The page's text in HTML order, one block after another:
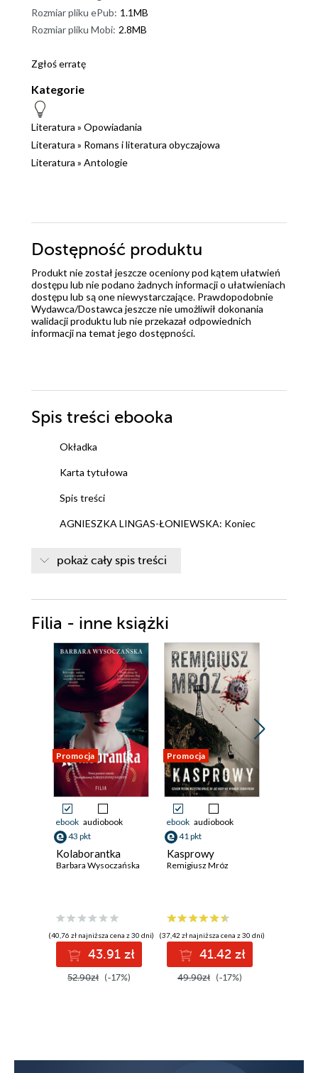
Rozmiar pliku ePub: 1.1MB
Rozmiar pliku Mobi: 2.8MB
Zgłoś erratę
Kategorie
Literatura » Opowiadania
Literatura » Romans i literatura obyczajowa
Literatura » Antologie
Dostępność produktu
Produkt nie został jeszcze oceniony pod kątem ułatwień
dostępu lub nie podano żadnych informacji o ułatwieniach
dostępu lub są one niewystarczające. Prawdopodobnie
Wydawca/Dostawca jeszcze nie umożliwił dokonania
walidacji produktu lub nie przekazał odpowiednich
informacji na temat jego dostępności.
Spis treści ebooka
Okładka
Karta tytułowa
Spis treści
AGNIESZKA LINGAS-ŁONIEWSKA: Koniec
KATARZYNA MISIOŁEK: Selfie z niedźwiedziem
AGNIESZKA OLEJNIK: #zakochani
ALEK ROGOZIŃSKI: Ideał
MAGDA STACHULA: Nieznajoma
MAGDALENA WITKIEWICZ: Czasem wystarczy
trochę poczekać
Reklama
Karta redakcyjna
pokaż cały spis treści
Filia - inne książki
Promocja
ebook audiobook
43 pkt
Kolaborantka
Barbara Wysoczańska
(40,76 zł najniższa cena z 30 dni)
43.91 zł
52.90zł (-17%)
Promocja
ebook audiobook
41 pkt
Kasprowy
Remigiusz Mróz
(37,42 zł najniższa cena z 30 dni)
41.42 zł
49.90zł (-17%)